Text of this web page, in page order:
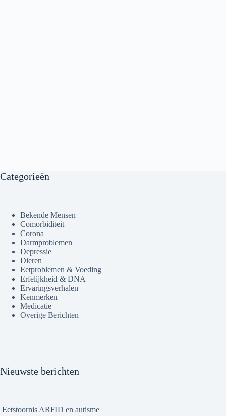
Categorieën
Bekende Mensen
Comorbiditeit
Corona
Darmproblemen
Depressie
Dieren
Eetproblemen & Voeding
Erfelijkheid & DNA
Ervaringsverhalen
Kenmerken
Medicatie
Overige Berichten
Nieuwste berichten
Eetstoornis ARFID en autisme